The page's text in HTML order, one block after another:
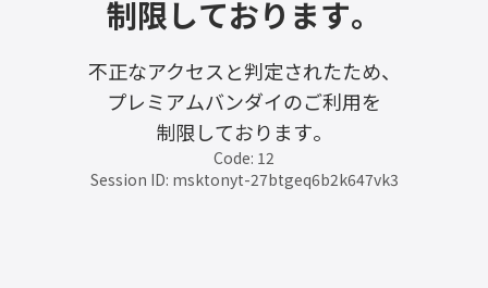
制限しております。
不正なアクセスと判定されたため、
プレミアムバンダイのご利用を
制限しております。
Code: 12
Session ID: msktonyt-27btgeq6b2k647vk3